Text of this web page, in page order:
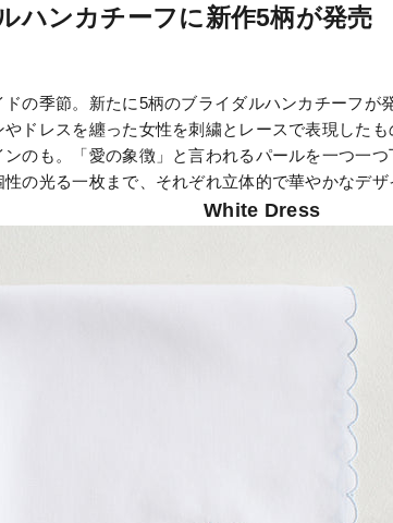
ハンカチーフに新作5柄が発売
の季節。新たに5柄のブライダルハンカチーフが
ドレスを纏った女性を刺繍とレースで表現した
ンのも。「愛の象徴」と言われるパールを一つ一
の光る一枚まで、それぞれ立体的で華やかなデザ
White Dress